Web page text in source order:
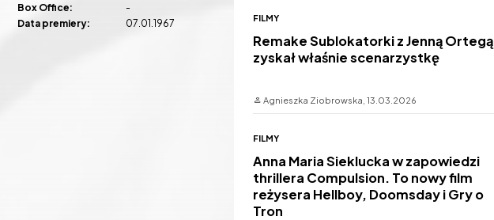
Box Office:
-
Data premiery:
07.01.1967 FILMY
Remake Sublokatorki z Jenną Ortegą
zyskał właśnie scenarzystkę
Agnieszka Ziobrowska, 13.03.2026
FILMY
Anna Maria Sieklucka w zapowiedzi
thrillera Compulsion. To nowy film
reżysera Hellboy, Doomsday i Gry o
Tron